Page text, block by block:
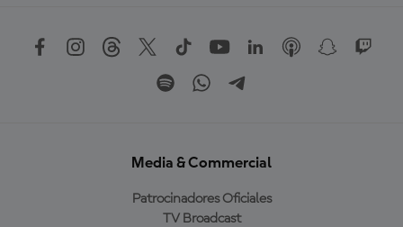
Media & Commercial
Patrocinadores Oficiales
TV Broadcast